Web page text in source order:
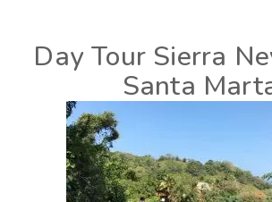
Day Tour Sierra
Santa